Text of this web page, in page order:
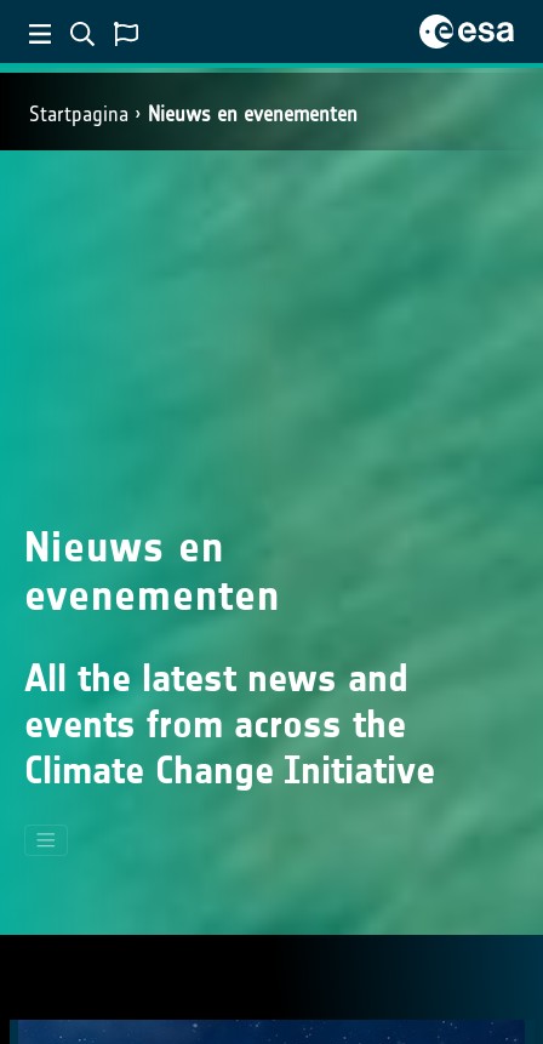
Startpagina Nieuws en evenementen
Nieuws en
evenementen
All the latest news and
events from across the
Climate Change Initiative